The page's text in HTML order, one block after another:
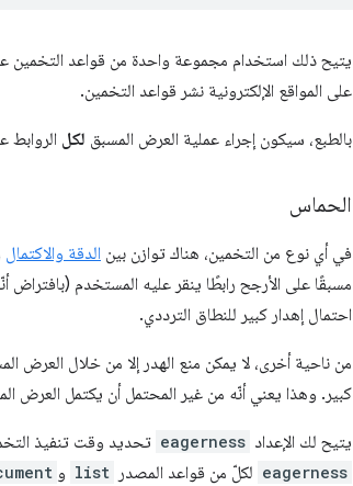
يتيح ذلك استخدام مجموعة واحدة من قواعد التخمين
على المواقع الإلكترونية نشر قواعد التخمين.
بالطبع، سيكون إجراء عملية العرض المسبق لكل الروابط
الحماس
في أي نوع من التخمين، هناك توازن بين الدقة والاكتمال
مسبقًا على الأرجح رابطًا ينقر عليه المستخدم
احتمال إهدار كبير للنطاق الترددي.
من ناحية أخرى، لا يمكن منع الهدر إلا من خلال العرض
كبير. وهذا يعني أنّه من غير المحتمل أن يكتمل العرض
يتيح لك الإعداد eagerness تحديد وقت تنفيذ
eagerness لكلّ من قواعد المصدر list و